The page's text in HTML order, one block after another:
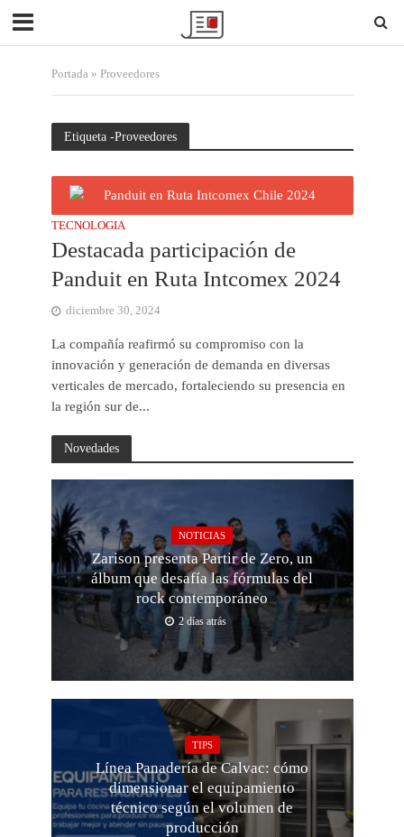
Portada» Proveedores
Etiqueta -Proveedores
TECNOLOGIA
Destacada participación de
Panduit en Ruta Intcomex 2024
diciembre 30, 2024
La compañía reafirmó su compromiso con la
innovación y generación de demanda en diversas
verticales de mercado, fortaleciendo su presencia en
la región sur de...
Novedades
NOTICIAS
Zarison presenta Partir de Zero, un
álbum que desafía las fórmulas del
rock contemporáneo
2 días atrás
TIPS
Línea Panadería de Calvac: cómo
dimensionar el equipamiento
técnico según el volumen de
producción